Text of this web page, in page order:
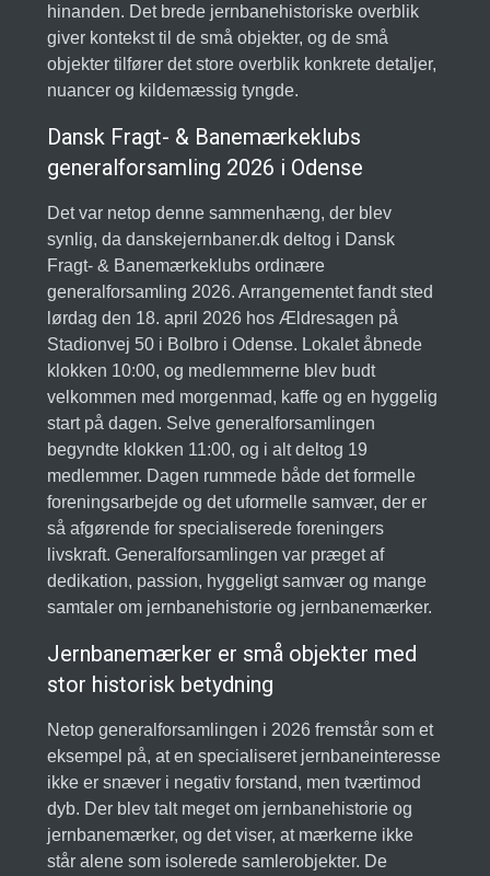
hinanden. Det brede jernbanehistoriske overblik
giver kontekst til de små objekter, og de små
objekter tilfører det store overblik konkrete detaljer,
nuancer og kildemæssig tyngde.
Dansk Fragt- & Banemærkeklubs
generalforsamling 2026 i Odense
Det var netop denne sammenhæng, der blev
synlig, da danskejernbaner.dk deltog i Dansk
Fragt- & Banemærkeklubs ordinære
generalforsamling 2026. Arrangementet fandt sted
lørdag den 18. april 2026 hos Ældresagen på
Stadionvej 50 i Bolbro i Odense. Lokalet åbnede
klokken 10:00, og medlemmerne blev budt
velkommen med morgenmad, kaffe og en hyggelig
start på dagen. Selve generalforsamlingen
begyndte klokken 11:00, og i alt deltog 19
medlemmer. Dagen rummede både det formelle
foreningsarbejde og det uformelle samvær, der er
så afgørende for specialiserede foreningers
livskraft. Generalforsamlingen var præget af
dedikation, passion, hyggeligt samvær og mange
samtaler om jernbanehistorie og jernbanemærker.
Jernbanemærker er små objekter med
stor historisk betydning
Netop generalforsamlingen i 2026 fremstår som et
eksempel på, at en specialiseret jernbaneinteresse
ikke er snæver i negativ forstand, men tværtimod
dyb. Der blev talt meget om jernbanehistorie og
jernbanemærker, og det viser, at mærkerne ikke
står alene som isolerede samlerobjekter. De